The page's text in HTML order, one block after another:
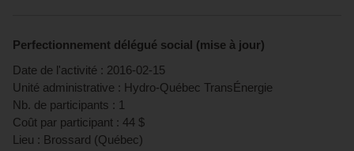
Perfectionnement délégué social (mise à jour)
Date de l'activité : 2016-02-15
Unité administrative : Hydro-Québec TransÉnergie
Nb. de participants : 1
Coût par participant : 44 $
Lieu : Brossard (Québec)